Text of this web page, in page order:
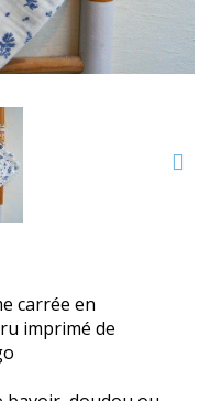
carrée en
imprimé de